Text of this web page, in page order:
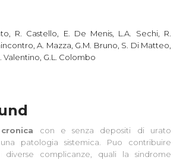
R. Castello, E. De Menis, L.A. Sechi, R.
A. Mazza, G.M. Bruno, S. Di Matteo,
Valentino, G.L. Colombo
con e senza depositi di urato
patologia sistemica. Puo contribuire
diverse complicanze, quali la sindrome